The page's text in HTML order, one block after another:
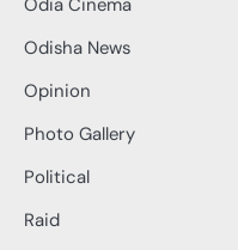
Odia Cinema
Odisha News
Opinion
Photo Gallery
Political
Raid